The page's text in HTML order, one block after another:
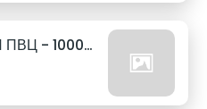
303. ФАНТА ПОРТОКАЛ ПВЦ - 1000МЛ.